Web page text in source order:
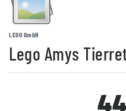
LEGO GmbH
Lego Amys